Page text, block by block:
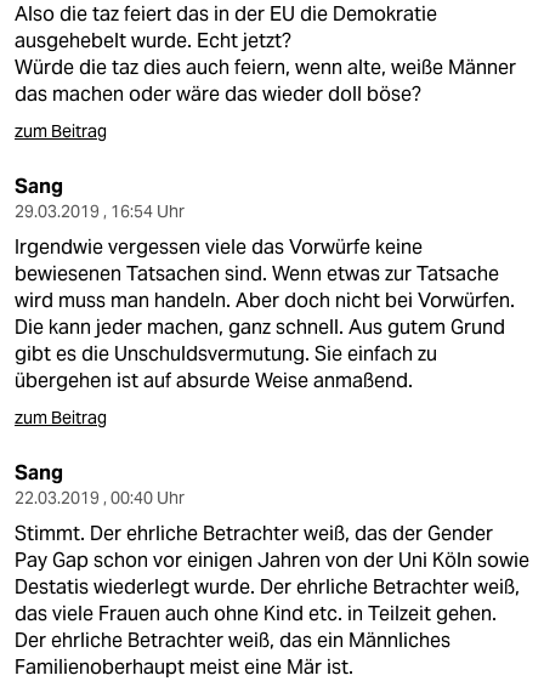
Also die taz feiert das in der EU die Demokratie
ausgehebelt wurde. Echt jetzt?
Würde die taz dies auch feiern, wenn alte, weiße Männer
das machen oder wäre das wieder doll böse?
zum Beitrag
Sang
29.03.2019 , 16:54 Uhr
Irgendwie vergessen viele das Vorwürfe keine
bewiesenen Tatsachen sind. Wenn etwas zur Tatsache
wird muss man handeln. Aber doch nicht bei Vorwürfen.
Die kann jeder machen, ganz schnell. Aus gutem Grund
gibt es die Unschuldsvermutung. Sie einfach zu
übergehen ist auf absurde Weise anmaßend.
zum Beitrag
Sang
22.03.2019 , 00:40 Uhr
Stimmt. Der ehrliche Betrachter weiß, das der Gender
Pay Gap schon vor einigen Jahren von der Uni Köln sowie
Destatis wiederlegt wurde. Der ehrliche Betrachter weiß,
das viele Frauen auch ohne Kind etc. in Teilzeit gehen.
Der ehrliche Betrachter weiß, das ein Männliches
Familienoberhaupt meist eine Mär ist.